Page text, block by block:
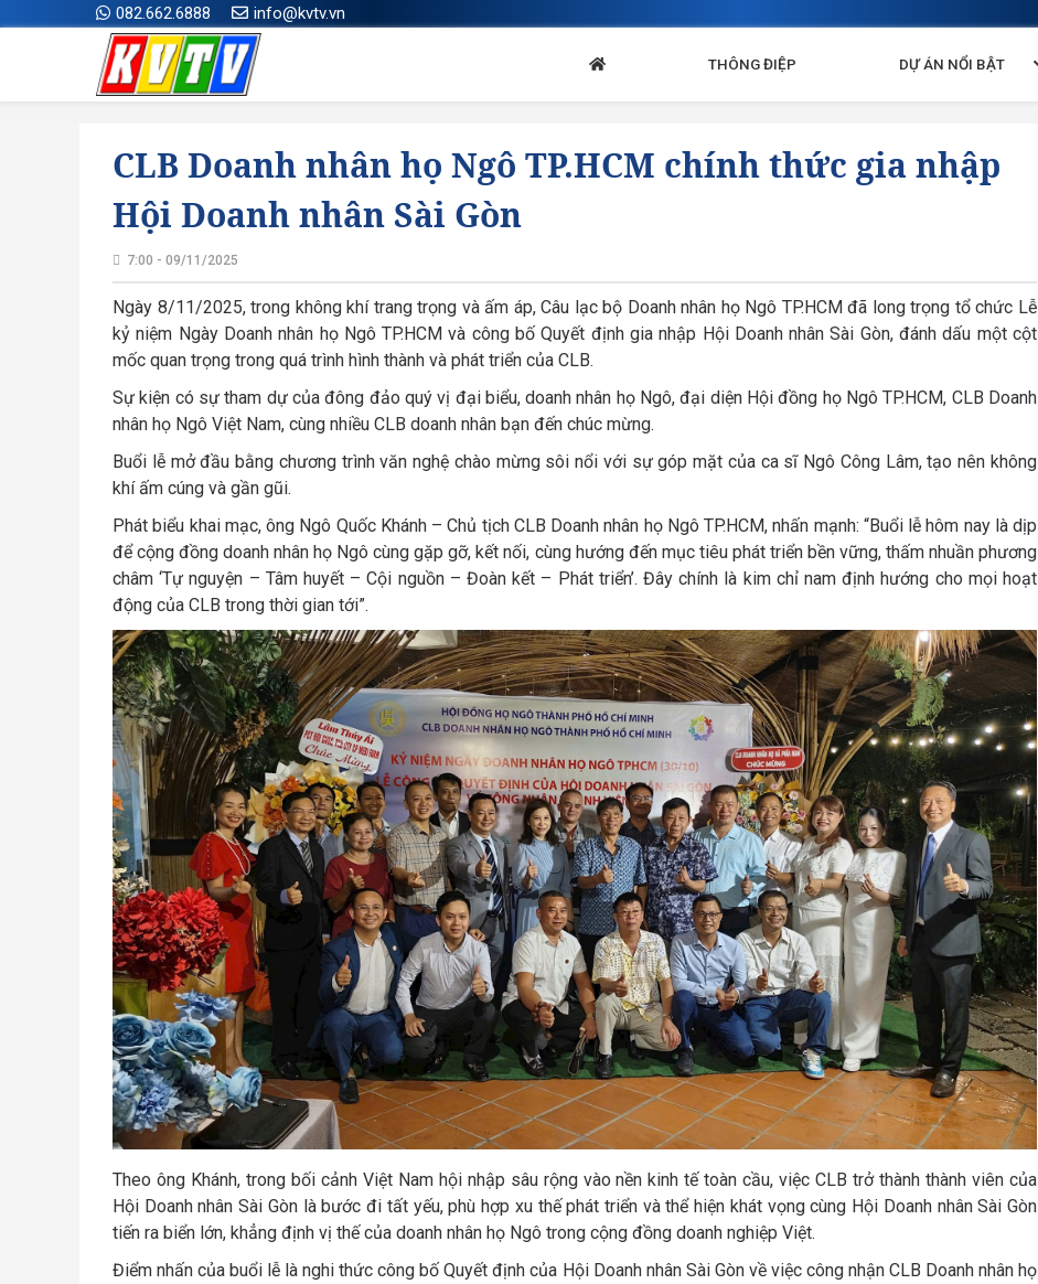
082.662.6888 info@kvtv.vn
THÔNG ĐIỆP DỰ ÁN NỔI BẬT
CLB Doanh nhân họ Ngô TP.HCM chính thức gia nhập
Hội Doanh nhân Sài Gòn
7:00 - 09/11/2025
Ngày 8/11/2025, trong không khí trang trọng và ấm áp, Câu lạc bộ Doanh nhân họ Ngô TP.HCM đã long trọng tổ chức Lễ
kỷ niệm Ngày Doanh nhân họ Ngô TP.HCM và công bố Quyết định gia nhập Hội Doanh nhân Sài Gòn, đánh dấu một cột
mốc quan trọng trong quá trình hình thành và phát triển của CLB.
Sự kiện có sự tham dự của đông đảo quý vị đại biểu, doanh nhân họ Ngô, đại diện Hội đồng họ Ngô TP.HCM, CLB Doanh
nhân họ Ngô Việt Nam, cùng nhiều CLB doanh nhân bạn đến chúc mừng.
Buổi lễ mở đầu bằng chương trình văn nghệ chào mừng sôi nổi với sự góp mặt của ca sĩ Ngô Công Lâm, tạo nên không
khí ấm cúng và gần gũi.
Phát biểu khai mạc, ông Ngô Quốc Khánh – Chủ tịch CLB Doanh nhân họ Ngô TP.HCM, nhấn mạnh: “Buổi lễ hôm nay là dịp
để cộng đồng doanh nhân họ Ngô cùng gặp gỡ, kết nối, cùng hướng đến mục tiêu phát triển bền vững, thấm nhuần phương
châm ‘Tự nguyện – Tâm huyết – Cội nguồn – Đoàn kết – Phát triển’. Đây chính là kim chỉ nam định hướng cho mọi hoạt
động của CLB trong thời gian tới”.
Theo ông Khánh, trong bối cảnh Việt Nam hội nhập sâu rộng vào nền kinh tế toàn cầu, việc CLB trở thành thành viên của
Hội Doanh nhân Sài Gòn là bước đi tất yếu, phù hợp xu thế phát triển và thể hiện khát vọng cùng Hội Doanh nhân Sài Gòn
tiến ra biển lớn, khẳng định vị thế của doanh nhân họ Ngô trong cộng đồng doanh nghiệp Việt.
Điểm nhấn của buổi lễ là nghi thức công bố Quyết định của Hội Doanh nhân Sài Gòn về việc công nhận CLB Doanh nhân họ